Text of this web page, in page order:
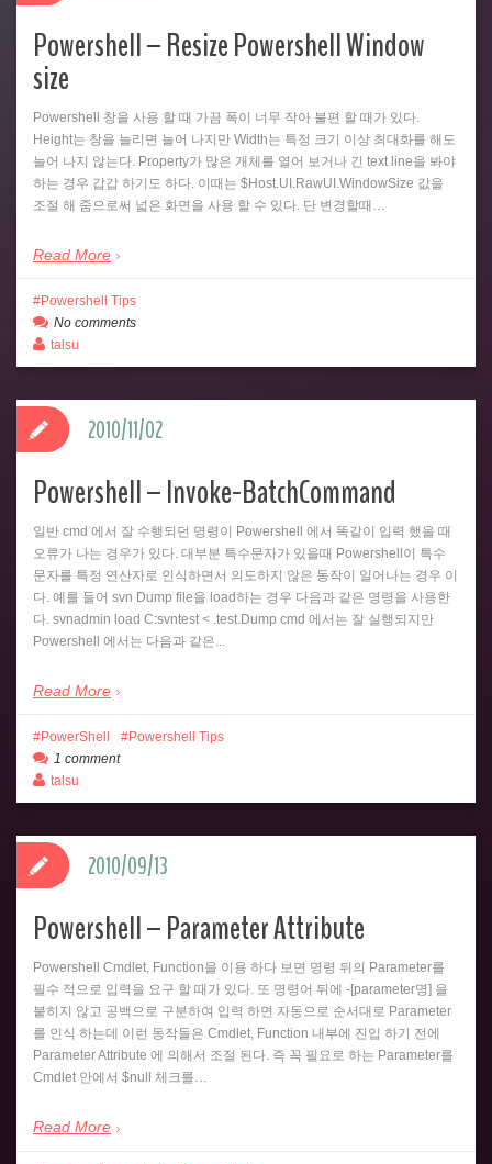
Powershell – Resize Powershell Window
size
Powershell 창을 사용 할 때 가끔 폭이 너무 작아 불편 할 때가 있다.
Height는 창을 늘리면 늘어 나지만 Width는 특정 크기 이상 최대화를 해도
늘어 나지 않는다. Property가 많은 개체를 열어 보거나 긴 text line을 봐야
하는 경우 갑갑 하기도 하다. 이때는 $Host.UI.RawUI.WindowSize 값을
조절 해 줌으로써 넓은 화면을 사용 할 수 있다. 단 변경할때…
Read More
Powershell Tips
No comments
talsu
Powershell – Invoke-BatchCommand
일반 cmd 에서 잘 수행되던 명령이 Powershell 에서 똑같이 입력 했을 때
오류가 나는 경우가 있다. 대부분 특수문자가 있을때 Powershell이 특수
문자를 특정 연산자로 인식하면서 의도하지 않은 동작이 일어나는 경우 이
다. 예를 들어 svn Dump file을 load하는 경우 다음과 같은 명령을 사용한
다. svnadmin load C:svntest < .test.Dump cmd 에서는 잘 실행되지만
Powershell 에서는 다음과 같은...
Read More
2010/11/02
PowerShell
Powershell Tips
1 comment
talsu
Powershell – Parameter Attribute
Powershell Cmdlet, Function을 이용 하다 보면 명령 뒤의 Parameter를
필수 적으로 입력을 요구 할 때가 있다. 또 명령어 뒤에 -[parameter명] 을
붙히지 않고 공백으로 구분하여 입력 하면 자동으로 순서대로 Parameter
를 인식 하는데 이런 동작들은 Cmdlet, Function 내부에 진입 하기 전에
Parameter Attribute 에 의해서 조절 된다. 즉 꼭 필요로 하는 Parameter를
Cmdlet 안에서 $null 체크를…
Read More
2010/09/13